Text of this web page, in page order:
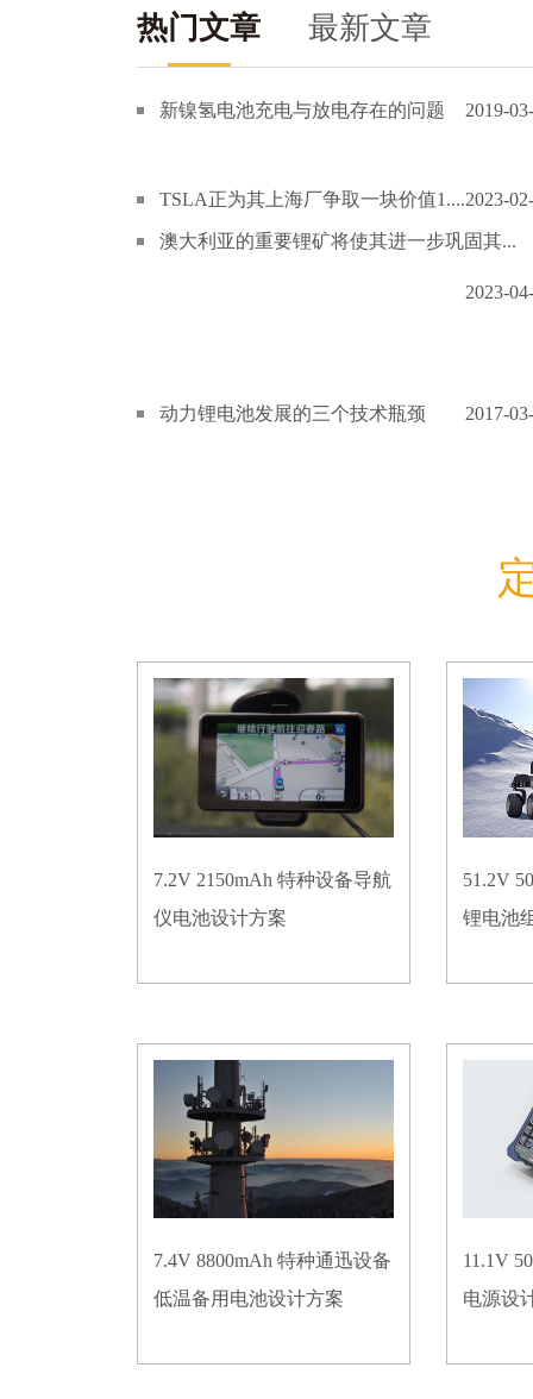
热门文章 最新文章
新镍氢电池充电与放电存在的问题 2019-
TSLA正为其上海厂争取一块价值1....2023-
澳大利亚的重要锂矿将使其进一步巩固其...
2023-
动力锂电池发展的三个技术瓶颈 2017-
7.2V 2150mAh 特种设备导航
仪电池设计方案
51.2V
锂电池
7.4V 8800mAh 特种通迅设备
低温备用电池设计方案
11.1V
电源设